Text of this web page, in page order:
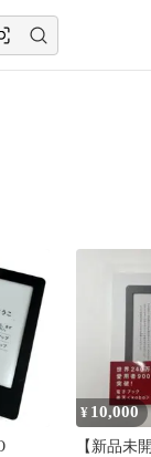
¥ 10,000
【新品未